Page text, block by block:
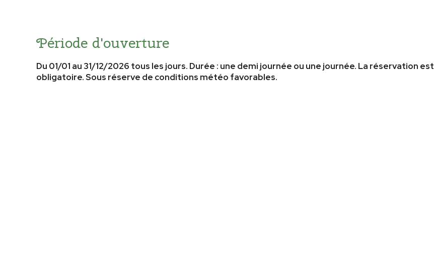
Période d'ouverture
Du 01/01 au 31/12/2026 tous les jours. Durée : une demi journée ou une journée. La réservation est
obligatoire. Sous réserve de conditions météo favorables.